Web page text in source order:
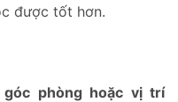
được tốt hơn.
góc phòng hoặc vị trí